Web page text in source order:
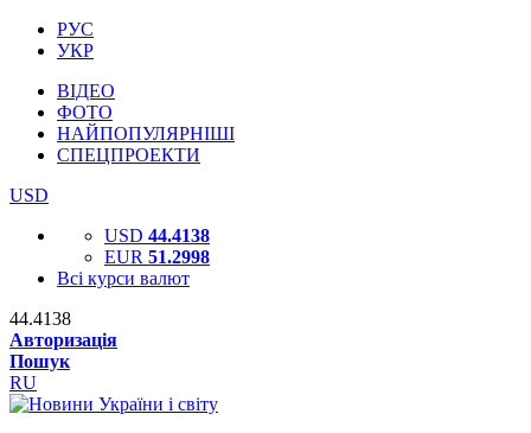
РУС
УКР
ВІДЕО
ФОТО
НАЙПОПУЛЯРНІШІ
СПЕЦПРОЕКТИ
USD
USD 44.4138
EUR 51.2998
Всі курси валют
44.4138
Авторизація
Пошук
RU